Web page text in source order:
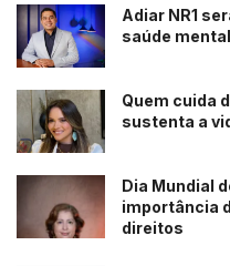
Adiar NR1
saúde
Quem cuida
sustenta a
Dia Mundial
importância
direitos